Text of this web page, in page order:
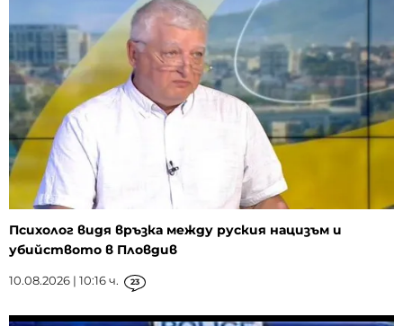
Психолог видя връзка между руския нацизъм и
убийството в Пловдив
10.08.2026 | 10:16 ч. 23